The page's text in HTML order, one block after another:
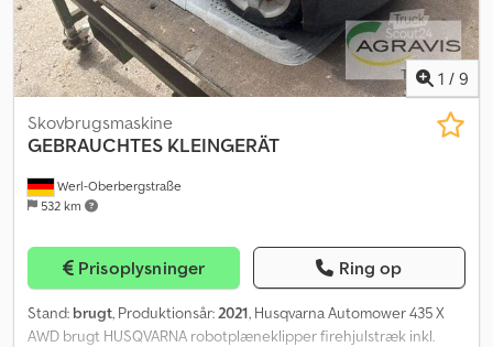
1 / 9
Werl-Oberbergstraße
532 km
Skovbrugsmaskine
GEBRAUCHTES KLEINGERÄT
Prisoplysninger Ring op
Stand: brugt, Produktionsår:2021, Husqvarna Automower 435 X
AWD brugt HUSQVARNA robotplæneklipper firehjulstræk inkl.